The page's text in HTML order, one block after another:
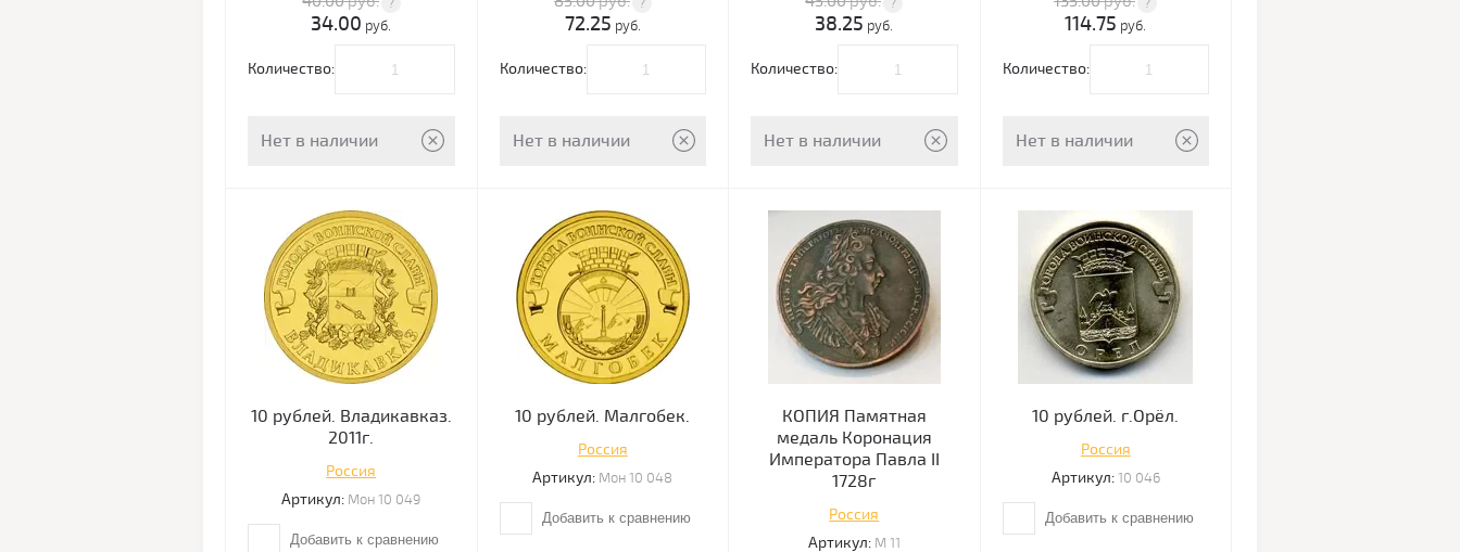
34.00 руб.
Количество:
Нет в наличии
72.25 руб.
Количество:
Нет в наличии
38.25 руб.
Количество:
Нет в наличии
114.75 руб.
Количество:
Нет в наличии
10 рублей. Владикавказ.
2011г.
Россия
Артикул: Мон 10 049
Добавить к сравнению
10 рублей. Малгобек.
Россия
Артикул: Мон 10 048
Добавить к сравнению
КОПИЯ Памятная
медаль Коронация
Императора Павла II
1728г
Россия
Артикул:М 11
10 рублей. г.Орёл.
Россия
Артикул:10 046
Добавить к сравнению